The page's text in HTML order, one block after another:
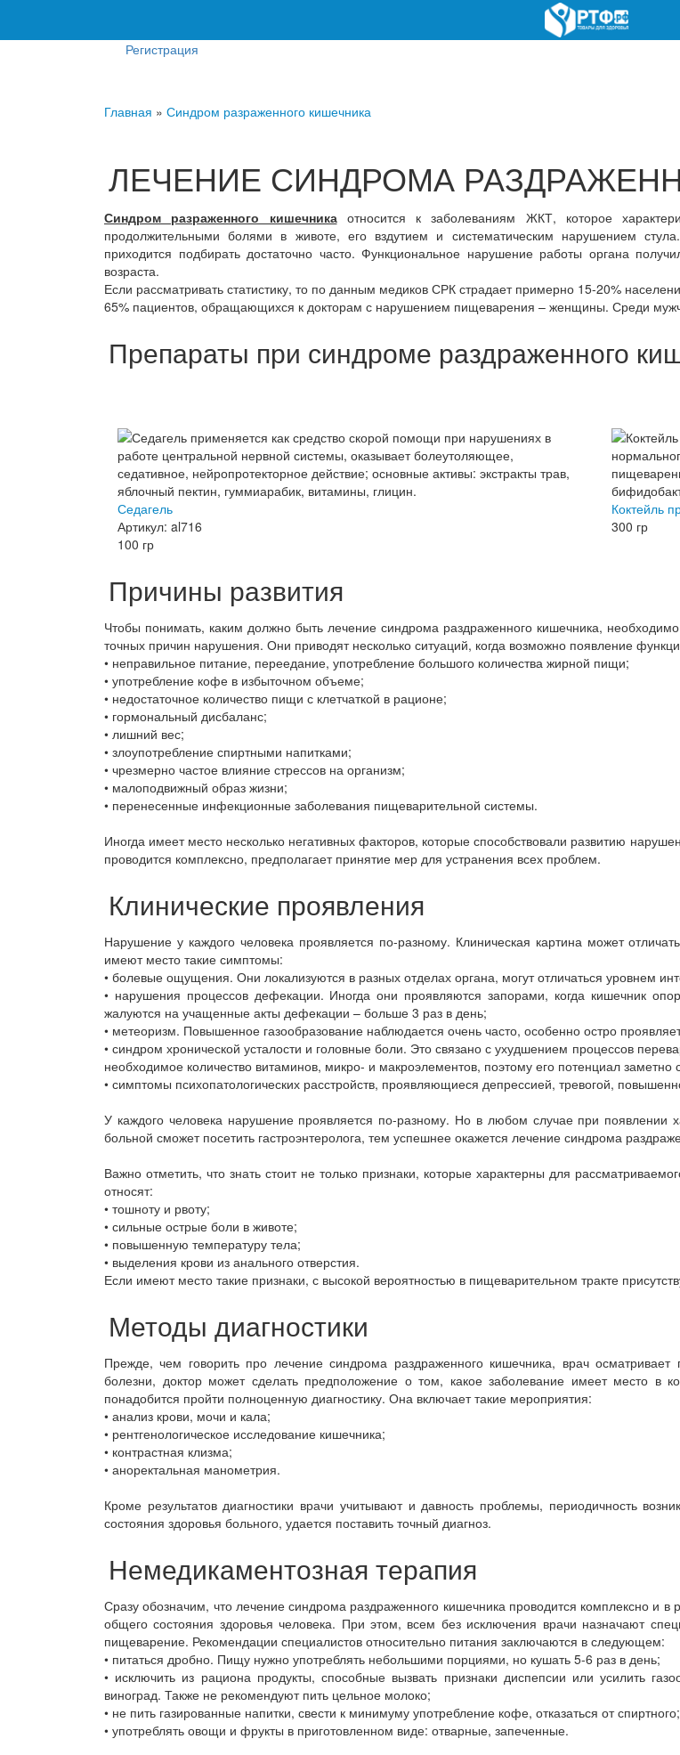
Регистрация
Главная » Синдром разраженного кишечника
ЛЕЧЕНИЕ СИНДРОМА
Синдром разраженного кишечникаотносится к заболеваниям ЖКТ, которое
продолжительными болями в животе, его вздутием и систематическим нарушением
приходится подбирать достаточно часто. Функциональное нарушение работы органа
возраста.
Если рассматривать статистику, то по данным медиков СРК страдает примерно 15-20%
65% пациентов, обращающихся к докторам с нарушением пищеварения – женщины. Среди
Препараты при синдроме раздраженного
Седагель
Артикул: al716
100 гр
Коктейль
300 гр
Причины развития
Чтобы понимать, каким должно быть лечение синдрома раздраженного кишечника,
точных причин нарушения. Они приводят несколько ситуаций, когда возможно появление
• неправильное питание, переедание, употребление большого количества жирной пищи;
• употребление кофе в избыточном объеме;
• недостаточное количество пищи с клетчаткой в рационе;
• гормональный дисбаланс;
• лишний вес;
• злоупотребление спиртными напитками;
• чрезмерно частое влияние стрессов на организм;
• малоподвижный образ жизни;
• перенесенные инфекционные заболевания пищеварительной системы.
Иногда имеет место несколько негативных факторов, которые способствовали развитию
проводится комплексно, предполагает принятие мер для устранения всех проблем.
Клинические проявления
Нарушение у каждого человека проявляется по-разному. Клиническая картина может
имеют место такие симптомы:
• болевые ощущения. Они локализуются в разных отделах органа, могут отличаться уровнем
• нарушения процессов дефекации. Иногда они проявляются запорами, когда кишечник
жалуются на учащенные акты дефекации – больше 3 раз в день;
• метеоризм. Повышенное газообразование наблюдается очень часто, особенно остро
• синдром хронической усталости и головные боли. Это связано с ухудшением процессов
необходимое количество витаминов, микро- и макроэлементов, поэтому его потенциал заметно
• симптомы психопатологических расстройств, проявляющиеся депрессией, тревогой,
У каждого человека нарушение проявляется по-разному. Но в любом случае при появлении
больной сможет посетить гастроэнтеролога, тем успешнее окажется лечение синдрома
Важно отметить, что знать стоит не только признаки, которые характерны для
относят:
• тошноту и рвоту;
• сильные острые боли в животе;
• повышенную температуру тела;
• выделения крови из анального отверстия.
Если имеют место такие признаки, с высокой вероятностью в пищеварительном тракте
Методы диагностики
Прежде, чем говорить про лечение синдрома раздраженного кишечника, врач
болезни, доктор может сделать предположение о том, какое заболевание имеет место в
понадобится пройти полноценную диагностику. Она включает такие мероприятия:
• анализ крови, мочи и кала;
• рентгенологическое исследование кишечника;
• контрастная клизма;
• аноректальная манометрия.
Кроме результатов диагностики врачи учитывают и давность проблемы, периодичность
состояния здоровья больного, удается поставить точный диагноз.
Немедикаментозная терапия
Сразу обозначим, что лечение синдрома раздраженного кишечника проводится комплексно и
общего состояния здоровья человека. При этом, всем без исключения врачи назначают
пищеварение. Рекомендации специалистов относительно питания заключаются в следующем:
• питаться дробно. Пищу нужно употреблять небольшими порциями, но кушать 5-6 раз в день;
• исключить из рациона продукты, способные вызвать признаки диспепсии или усилить
виноград. Также не рекомендуют пить цельное молоко;
• не пить газированные напитки, свести к минимуму употребление кофе, отказаться от спиртного;
• употреблять овощи и фрукты в приготовленном виде: отварные, запеченные.